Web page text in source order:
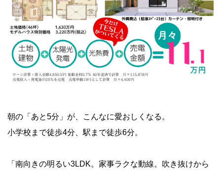
朝の「あと5分」が、こんなに愛おしくなる。
小学校まで徒歩4分、駅まで徒歩6分。
「南向きの明るい3LDK。家事ラクな動線。吹き抜けから